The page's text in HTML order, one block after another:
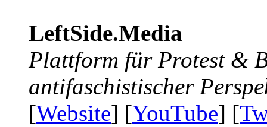
LeftSide.Media
Plattform für Protest &
antifaschistischer
[Website] [YouTube] [